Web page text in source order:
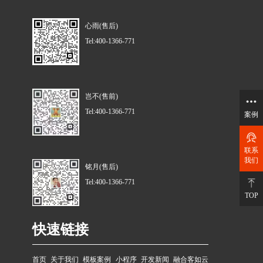
快速链接
首页 关于我们 模板案例 小程序 开发新闻 融合客如云
心雨(售后)
Tel:400-1366-771
岂不(售前)
Tel:400-1366-771
铭月(售后)
Tel:400-1366-771
案例
联系
我们
TOP